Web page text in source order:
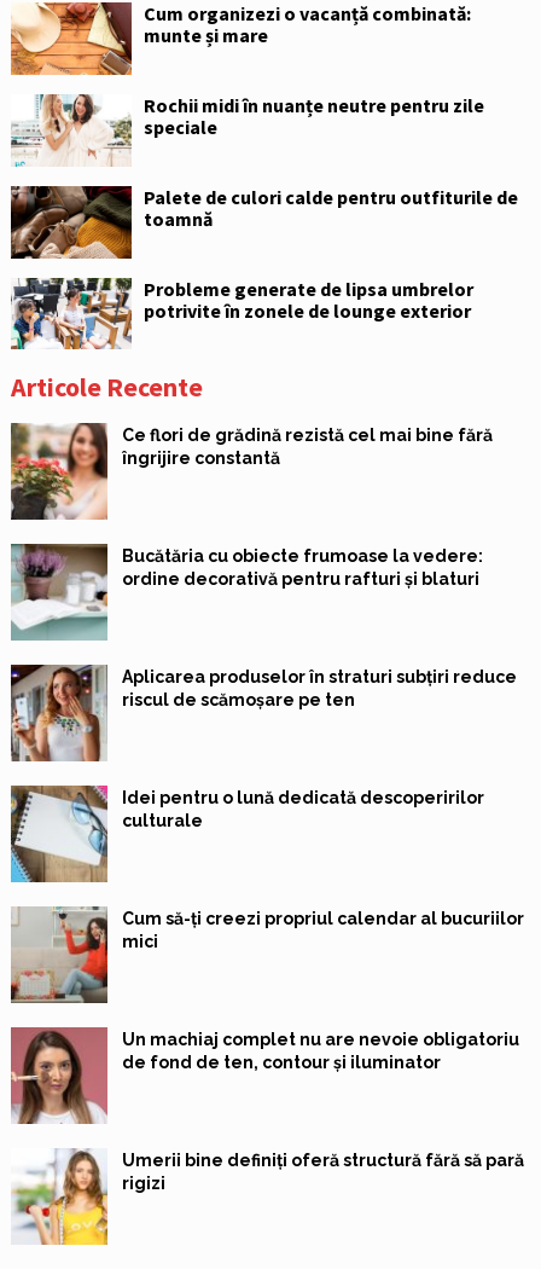
Cum organizezi o vacanță combinată:
munte și mare
Rochii midi în nuanțe neutre pentru zile
speciale
Palete de culori calde pentru outfiturile de
toamnă
Probleme generate de lipsa umbrelor
potrivite în zonele de lounge exterior
Articole Recente
Ce flori de grădină rezistă cel mai bine fără
îngrijire constantă
Bucătăria cu obiecte frumoase la vedere:
ordine decorativă pentru rafturi și blaturi
Aplicarea produselor în straturi subțiri reduce
riscul de scămoșare pe ten
Idei pentru o lună dedicată descoperirilor
culturale
Cum să-ți creezi propriul calendar al bucuriilor
mici
Un machiaj complet nu are nevoie obligatoriu
de fond de ten, contour și iluminator
Umerii bine definiți oferă structură fără să pară
rigizi